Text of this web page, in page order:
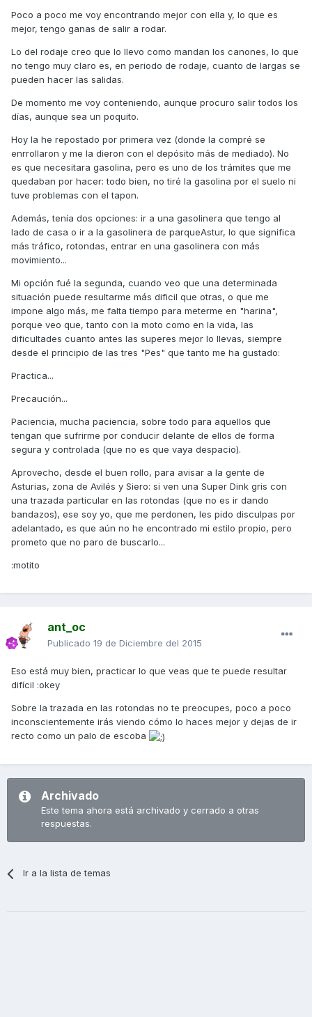
Poco a poco me voy encontrando mejor con ella y, lo que es
mejor, tengo ganas de salir a rodar.
Lo del rodaje creo que lo llevo como mandan los canones, lo que
no tengo muy claro es, en periodo de rodaje, cuanto de largas se
pueden hacer las salidas.
De momento me voy conteniendo, aunque procuro salir todos los
días, aunque sea un poquito.
Hoy la he repostado por primera vez (donde la compré se
enrrollaron y me la dieron con el depósito más de mediado). No
es que necesitara gasolina, pero es uno de los trámites que me
quedaban por hacer: todo bien, no tiré la gasolina por el suelo ni
tuve problemas con el tapon.
Además, tenía dos opciones: ir a una gasolinera que tengo al
lado de casa o ir a la gasolinera de parqueAstur, lo que significa
más tráfico, rotondas, entrar en una gasolinera con más
movimiento...
Mi opción fué la segunda, cuando veo que una determinada
situación puede resultarme más dificil que otras, o que me
impone algo más, me falta tiempo para meterme en "harina",
porque veo que, tanto con la moto como en la vida, las
dificultades cuanto antes las superes mejor lo llevas, siempre
desde el principio de las tres "Pes" que tanto me ha gustado:
Practica...
Precaución...
Paciencia, mucha paciencia, sobre todo para aquellos que
tengan que sufrirme por conducir delante de ellos de forma
segura y controlada (que no es que vaya despacio).
Aprovecho, desde el buen rollo, para avisar a la gente de
Asturias, zona de Avilés y Siero: si ven una Super Dink gris con
una trazada particular en las rotondas (que no es ir dando
bandazos), ese soy yo, que me perdonen, les pido disculpas por
adelantado, es que aún no he encontrado mi estilo propio, pero
prometo que no paro de buscarlo...
:motito
ant_oc
Publicado 19 de Diciembre del 2015
Eso está muy bien, practicar lo que veas que te puede resultar
difícil :okey
Sobre la trazada en las rotondas no te preocupes, poco a poco
inconscientemente irás viendo cómo lo haces mejor y dejas de ir
recto como un palo de escoba
Archivado
Este tema ahora está archivado y cerrado a otras
respuestas.
Ir a la lista de temas